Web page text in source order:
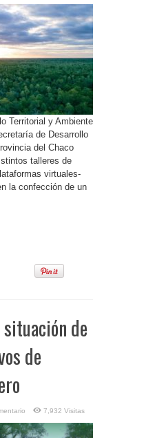
Territorial y Ambiente
de Desarrollo
del Chaco
talleres de
virtuales-
la confección de un
de
de
7,932 Visitas